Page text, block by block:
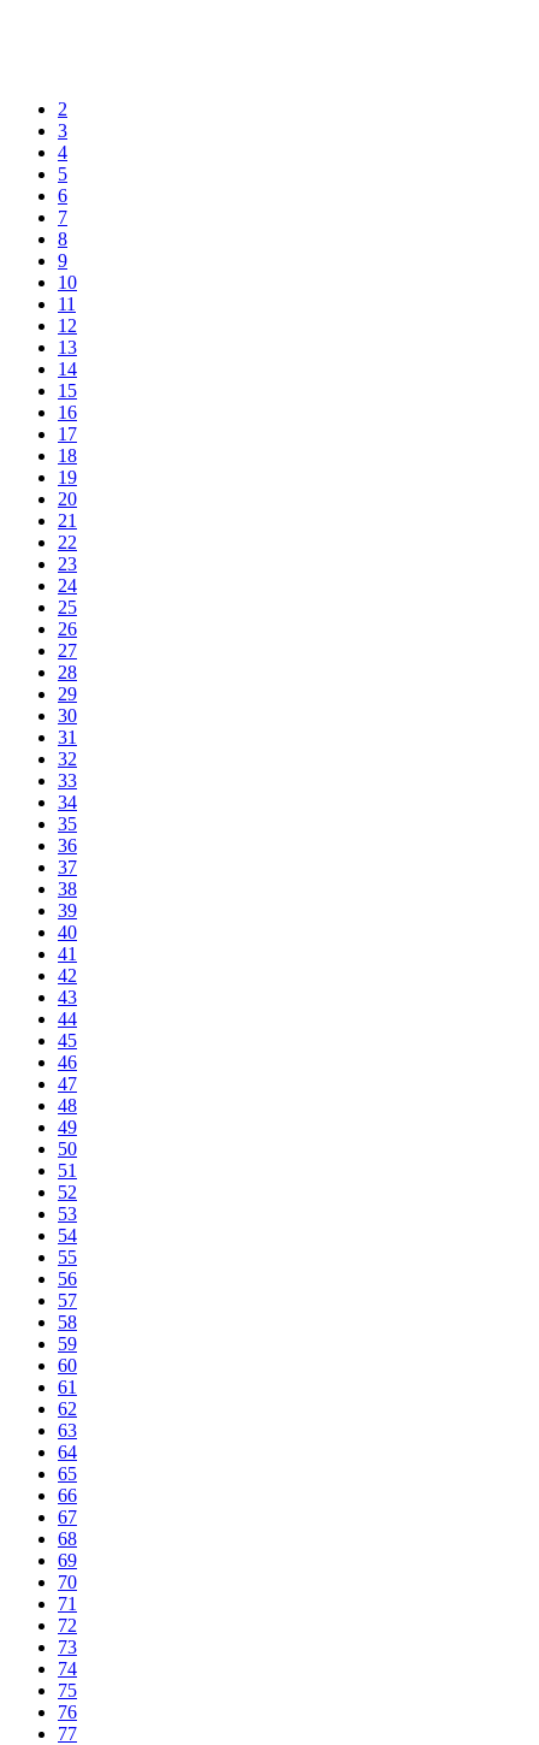
2
3
4
5
6
7
8
9
10
11
12
13
14
15
16
17
18
19
20
21
22
23
24
25
26
27
28
29
30
31
32
33
34
35
36
37
38
39
40
41
42
43
44
45
46
47
48
49
50
51
52
53
54
55
56
57
58
59
60
61
62
63
64
65
66
67
68
69
70
71
72
73
74
75
76
77